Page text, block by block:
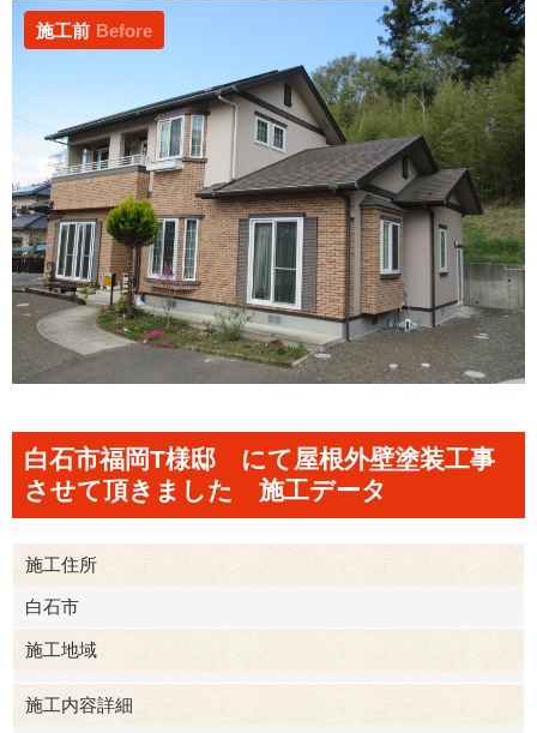
施工前 Before
白石市福岡T様邸 にて屋根外壁塗装工事
させて頂きました 施工データ
施工住所
白石市
施工地域
施工内容詳細